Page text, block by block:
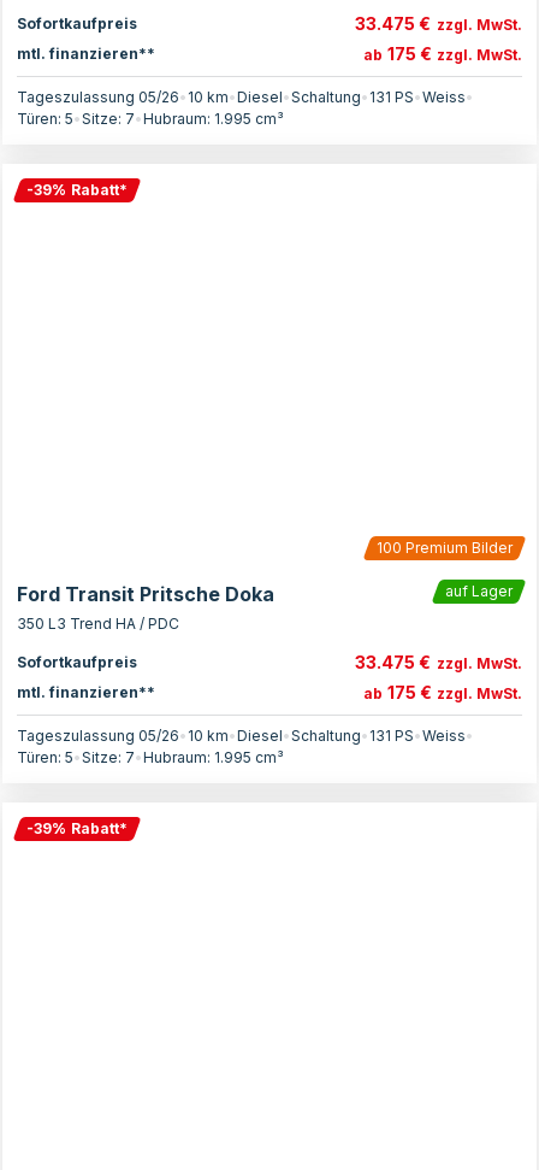
Sofortkaufpreis 33.475 € zzgl. MwSt.
mtl. finanzieren**
ab 175 € zzgl. MwSt.
Tageszulassung 05/26• 10 km•Diesel•Schaltung• 131 PS•Weiss•
Türen: 5•Sitze: 7•Hubraum: 1.995 cm³
-39% Rabatt*
100 Premium Bilder
Ford Transit Pritsche Doka
auf Lager
350 L3 Trend HA / PDC
Sofortkaufpreis 33.475 € zzgl. MwSt.
mtl. finanzieren**
ab 175 € zzgl. MwSt.
Tageszulassung 05/26• 10 km•Diesel•Schaltung• 131 PS•Weiss•
Türen: 5•Sitze: 7•Hubraum: 1.995 cm³
-39% Rabatt*